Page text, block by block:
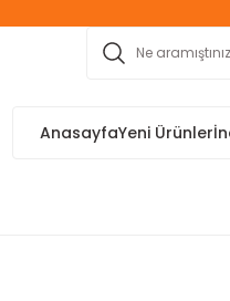
AnasayfaYeni Ürünler